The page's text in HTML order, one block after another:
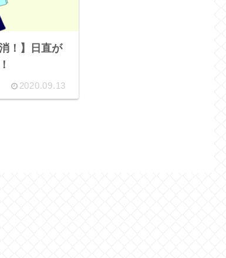
！】日直が
2020.09.13